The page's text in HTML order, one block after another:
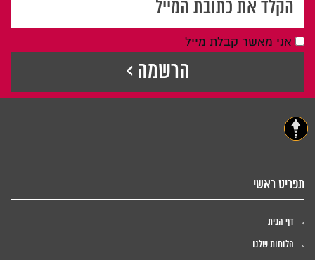
אני מאשר קבלת מייל
תפריט ראשי
דף הבית
הלוחות שלנו